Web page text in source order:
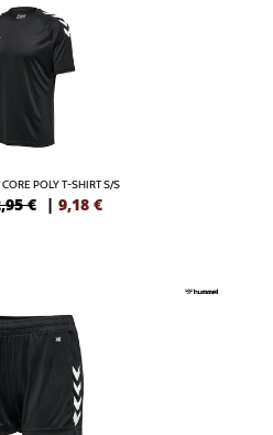
POLY T-SHIRT S/S
€ | 9,18 €